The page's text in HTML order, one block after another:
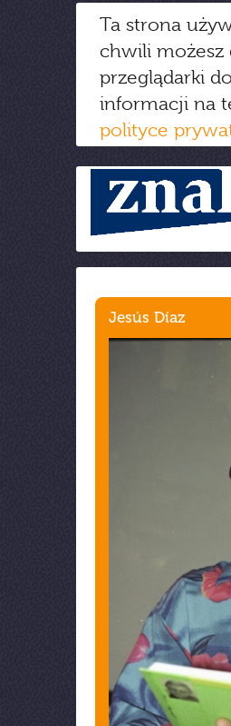
Ta strona
chwili możesz
przeglądarki
informacji na
polityce
Jesús Díaz